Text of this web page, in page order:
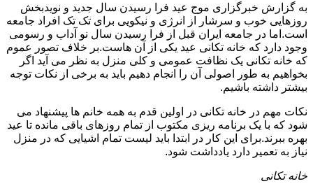
به گزارش خبرگزاری موج عید فرا رسیدن سال جدید و نویدبخش
روزهایی خوب و سرشار از انرژی و نیکویی برای تک تک افراد جامعه
است.اما در جامعه ایران قبل از فرا رسیدن سال نو آداب و رسومی
وجود دارد که خانه تکانی عید یکی از آن هاست.بر خلاف تصور عموم
که خانه تکانی یک نظافت عمومی و کلی منزل به نظر می آید اگر
بخواهیم به طور اصولی آن را انجام دهیم باید به برخی از نکات توجه
بیشتر داشته باشیم.
نکات مهم در خانه تکانی در اولین قدم به همه خانم ها پیشنهاد می
شود که با یک برنامه ریزی مکتوب از تمام روزهای باقی مانده تا عید
بهره ببرند.برای این کار در ابتدا باید لیست تمام اشیایی که در منزل
نیاز به تعمیر دارد یادداشت شود.
خانه تکانی